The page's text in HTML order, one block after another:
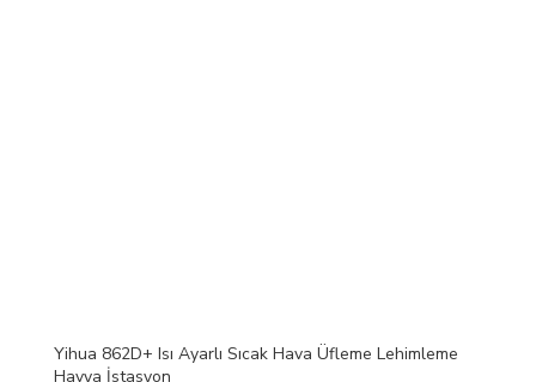
Yihua 862D+ Isı Ayarlı Sıcak Hava Üfleme Lehimleme
Havya İstasyon